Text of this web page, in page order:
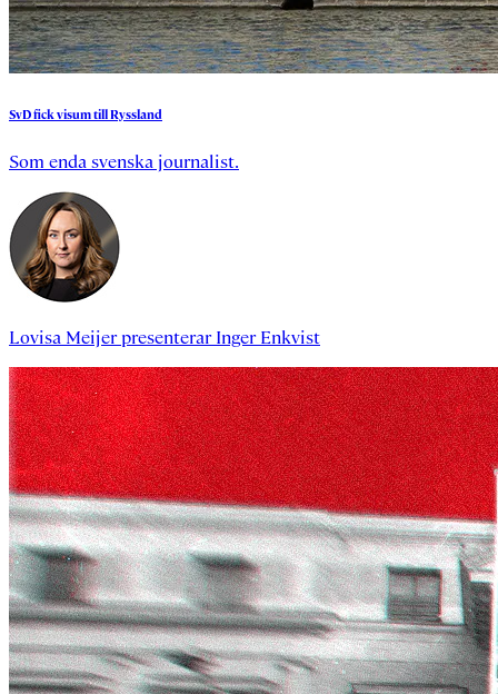
SvDfick visumtillRyssland
Som enda svenska journalist.
Lovisa Meijerpresenterar Inger Enkvist